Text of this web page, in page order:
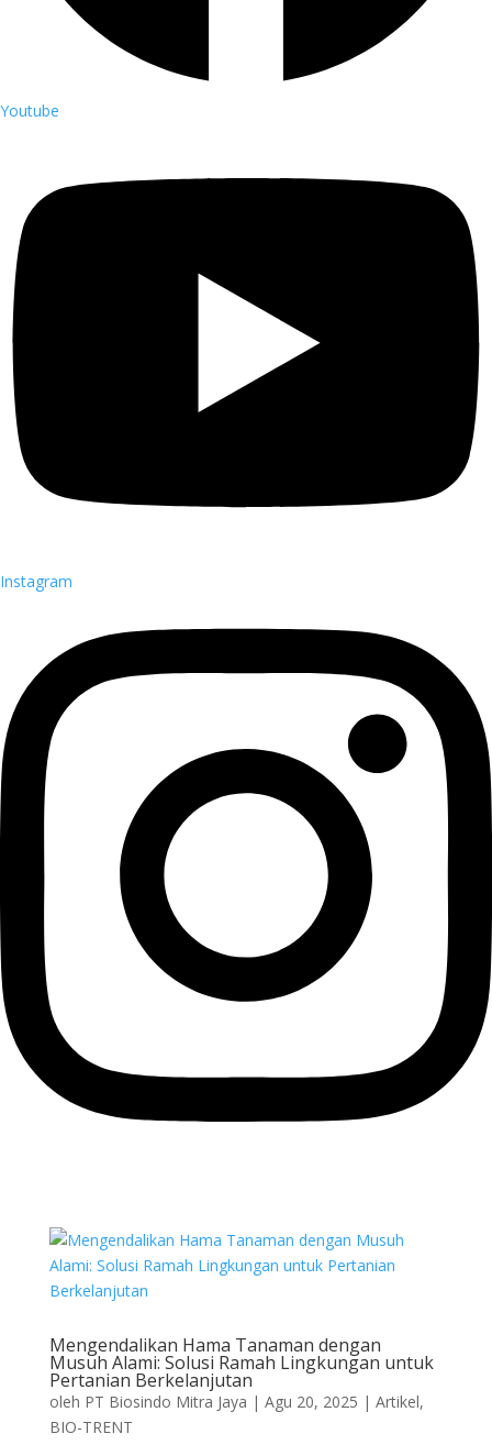
Youtube
Instagram
Mengendalikan Hama Tanaman dengan
Musuh Alami: Solusi Ramah Lingkungan untuk
Pertanian Berkelanjutan
oleh PT Biosindo Mitra Jaya | Agu 20, 2025 | Artikel,
BIO-TRENT